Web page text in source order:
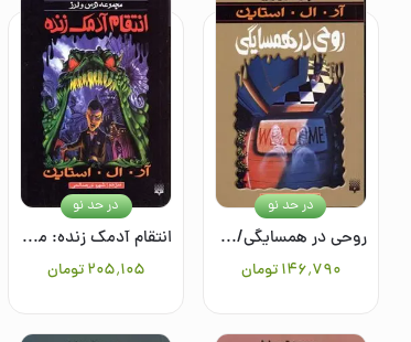
روحی در همسایگی/مجموعه ترس و لرز
۱۴۶٬۷۹۰ تومان
در حد نو
انتقام آدمک زنده: مجموعه ترس و لرز (پارک وحشت 1)
۲۰۵٬۱۰۵ تومان
در حد نو